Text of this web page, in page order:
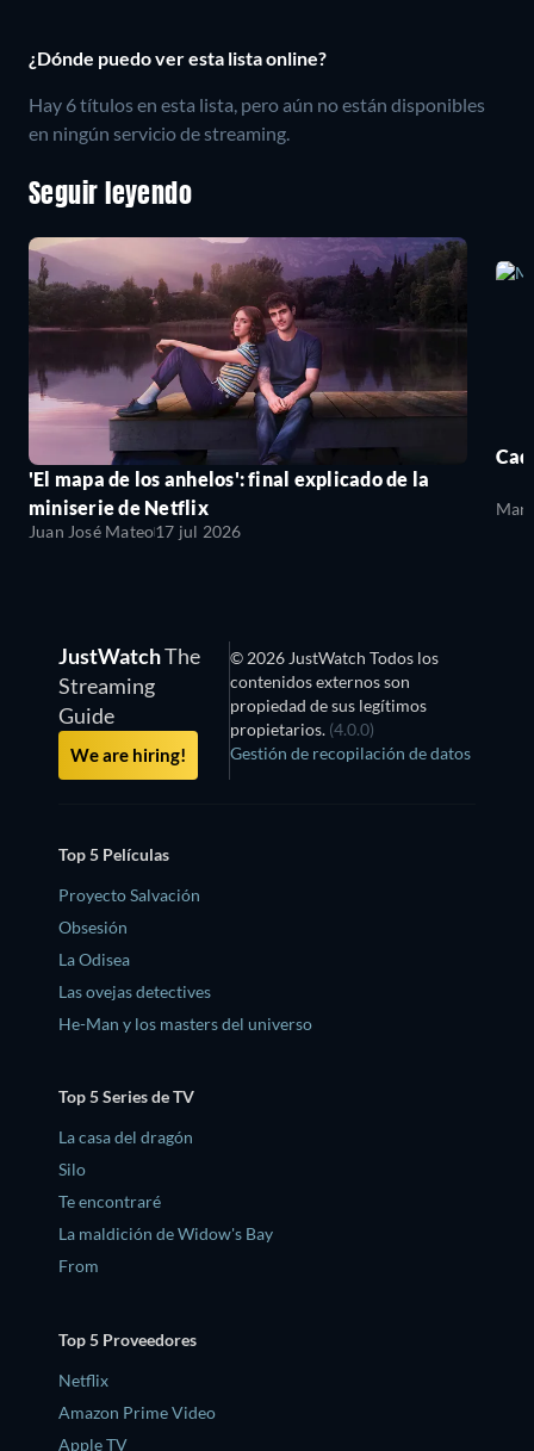
¿Dónde puedo ver esta lista online?
Hay 6 títulos en esta lista, pero aún no están disponibles
en ningún servicio de streaming.
Seguir leyendo
'El mapa de los anhelos': final explicado de la
miniserie de Netflix
Juan José Mateo17 jul 2026
JustWatchThe
Streaming
Guide
We are hiring!
© 2026 JustWatch Todos los
contenidos externos son
propiedad de sus legítimos
propietarios. (4.0.0)
Gestión de recopilación de datos
Top 5 Películas
Proyecto Salvación
Obsesión
La Odisea
Las ovejas detectives
He-Man y los masters del universo
Top 5 Series de TV
La casa del dragón
Silo
Te encontraré
La maldición de Widow's Bay
From
Top 5 Proveedores
Netflix
Amazon Prime Video
Apple TV